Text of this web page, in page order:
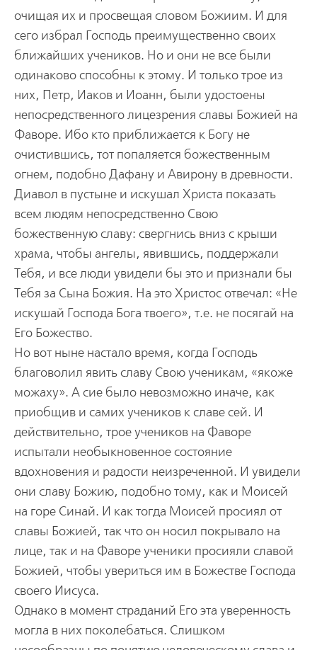
очищая их и просвещая словом Божиим. И для
сего избрал Господь преимущественно своих
ближайших учеников. Но и они не все были
одинаково способны к этому. И только трое из
них, Петр, Иаков и Иоанн, были удостоены
непосредственного лицезрения славы Божией на
Фаворе. Ибо кто приближается к Богу не
очистившись, тот попаляется божественным
огнем, подобно Дафану и Авирону в древности.
Диавол в пустыне и искушал Христа показать
всем людям непосредственно Свою
божественную славу: свергнись вниз с крыши
храма, чтобы ангелы, явившись, поддержали
Тебя, и все люди увидели бы это и признали бы
Тебя за Сына Божия. На это Христос отвечал: «Не
искушай Господа Бога твоего», т.е. не посягай на
Его Божество.
Но вот ныне настало время, когда Господь
благоволил явить славу Свою ученикам, «якоже
можаху». А сие было невозможно иначе, как
приобщив и самих учеников к славе сей. И
действительно, трое учеников на Фаворе
испытали необыкновенное состояние
вдохновения и радости неизреченной. И увидели
они славу Божию, подобно тому, как и Моисей
на горе Синай. И как тогда Моисей просиял от
славы Божией, так что он носил покрывало на
лице, так и на Фаворе ученики просияли славой
Божией, чтобы увериться им в Божестве Господа
своего Иисуса.
Однако в момент страданий Его эта уверенность
могла в них поколебаться. Слишком